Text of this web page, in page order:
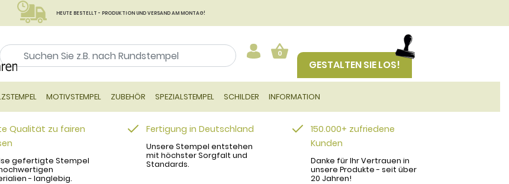
HEUTE BESTELLT - PRODUKTION UND VERSAND AM MONTAG!
0
GESTALTEN SIE LOS!
MOTIVSTEMPEL ZUBEHÖR SPEZIALSTEMPEL SCHILDER INFORMATION
Qualität zu fairen
gefertigte Stempel
- langlebig.
Fertigung in Deutschland
Unsere Stempel entstehen
mit höchster Sorgfalt und
Standards.
150.000+ zufriedene
Kunden
Danke für Ihr Vertrauen in
unsere Produkte - seit über
20 Jahren!